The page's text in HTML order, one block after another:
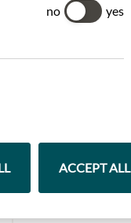
no
yes
ACCEPT ALL